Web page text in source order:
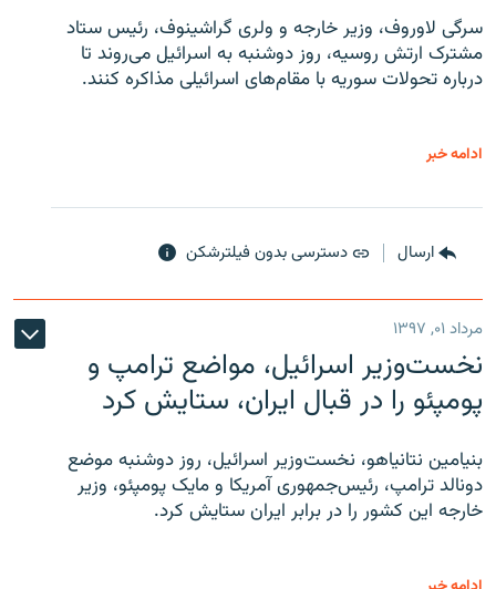
سرگی لاوروف، وزیر خارجه و ولری گراشینوف، رئیس ستاد
مشترک ارتش روسیه، روز دوشنبه به اسرائیل می‌روند تا
درباره تحولات سوریه با مقام‌های اسرائیلی مذاکره کنند.
ادامه خبر
ارسال دسترسی بدون فیلترشکن
مرداد ۰۱, ۱۳۹۷
نخست‌وزیر اسرائیل، مواضع ترامپ و
پومپئو را در قبال ایران، ستایش کرد
بنیامین نتانیاهو، نخست‌وزیر اسرائیل، روز دوشنبه موضع
دونالد ترامپ، رئیس‌جمهوری آمریکا و مایک پومپئو، وزیر
خارجه این کشور را در برابر ایران ستایش کرد.